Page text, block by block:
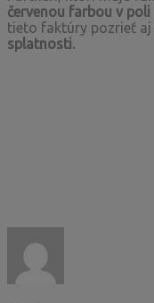
červenou farbou v
tieto faktúry pozrieť aj
splatnosti.